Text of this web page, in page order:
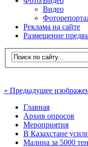
Видео
Реклама на сайте
Размещение
« Предыдущее
Главная
Архив опросов
Мероприятия
В Казахстане
Малина за 5000